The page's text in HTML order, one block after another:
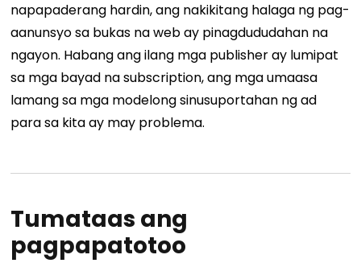
napapaderang hardin, ang nakikitang halaga ng pag-
aanunsyo sa bukas na web ay pinagdududahan na
ngayon. Habang ang ilang mga publisher ay lumipat
sa mga bayad na subscription, ang mga umaasa
lamang sa mga modelong sinusuportahan ng ad
para sa kita ay may problema.
Tumataas ang
pagpapatotoo